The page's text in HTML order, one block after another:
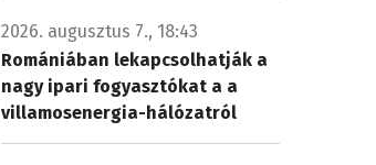
2026. augusztus 7., 18:43
Romániában lekapcsolhatják a
nagy ipari fogyasztókat a a
villamosenergia-hálózatról